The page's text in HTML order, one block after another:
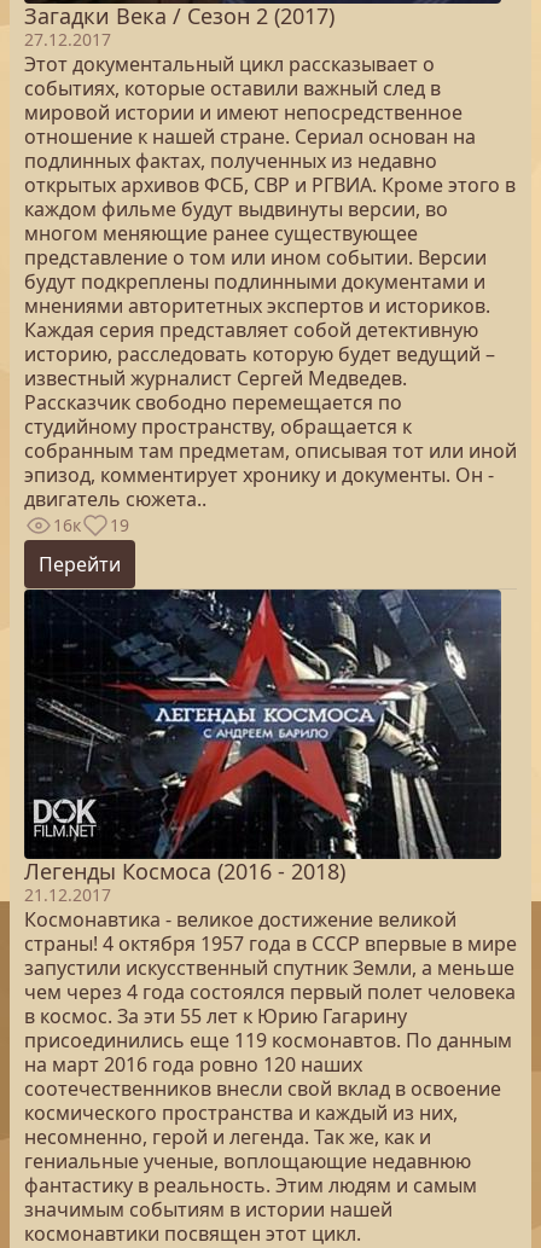
Загадки Века / Сезон 2 (2017)
27.12.2017
Этот документальный цикл рассказывает о
событиях, которые оставили важный след в
мировой истории и имеют непосредственное
отношение к нашей стране. Сериал основан на
подлинных фактах, полученных из недавно
открытых архивов ФСБ, СВР и РГВИА. Кроме этого в
каждом фильме будут выдвинуты версии, во
многом меняющие ранее существующее
представление о том или ином событии. Версии
будут подкреплены подлинными документами и
мнениями авторитетных экспертов и историков.
Каждая серия представляет собой детективную
историю, расследовать которую будет ведущий –
известный журналист Сергей Медведев.
Рассказчик свободно перемещается по
студийному пространству, обращается к
собранным там предметам, описывая тот или иной
эпизод, комментирует хронику и документы. Он -
двигатель сюжета..
16к 19
Перейти
Легенды Космоса (2016 - 2018)
21.12.2017
Космонавтика - великое достижение великой
страны! 4 октября 1957 года в СССР впервые в мире
запустили искусственный спутник Земли, а меньше
чем через 4 года состоялся первый полет человека
в космос. За эти 55 лет к Юрию Гагарину
присоединились еще 119 космонавтов. По данным
на март 2016 года ровно 120 наших
соотечественников внесли свой вклад в освоение
космического пространства и каждый из них,
несомненно, герой и легенда. Так же, как и
гениальные ученые, воплощающие недавнюю
фантастику в реальность. Этим людям и самым
значимым событиям в истории нашей
космонавтики посвящен этот цикл.